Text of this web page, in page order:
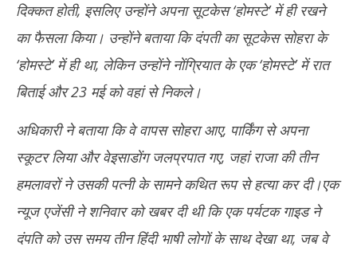
दिक्कत होती, इसलिए उन्होंने अपना सूटकेस ‘होमस्टे’ में ही रखने
का फैसला किया। उन्होंने बताया कि दंपती का सूटकेस सोहरा के
‘होमस्टे’ में ही था, लेकिन उन्होंने नोंग्रियात के एक ‘होमस्टे’ में रात
बिताई और 23 मई को वहां से निकले।
अधिकारी ने बताया कि वे वापस सोहरा आए, पार्किंग से अपना
स्कूटर लिया और वेइसाडोंग जलप्रपात गए, जहां राजा की तीन
हमलावरों ने उसकी पत्नी के सामने कथित रूप से हत्या कर दी।एक
न्यूज एजेंसी ने शनिवार को खबर दी थी कि एक पर्यटक गाइड ने
दंपति को उस समय तीन हिंदी भाषी लोगों के साथ देखा था, जब वे